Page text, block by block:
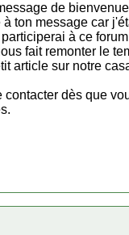
de
ton message car
à ce
fait remonter le
article sur notre
contacter dès que